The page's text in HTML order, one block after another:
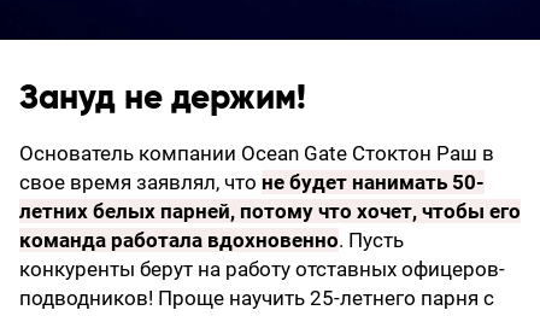
Зануд не держим!
Основатель компании Ocean Gate Стоктон Раш в
свое время заявлял, что не будет нанимать 50-
летних белых парней, потому что хочет, чтобы его
команда работала вдохновенно. Пусть
конкуренты берут на работу отставных офицеров-
подводников! Проще научить 25-летнего парня с